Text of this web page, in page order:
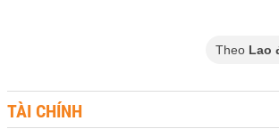
Theo Lao
TÀI CHÍNH